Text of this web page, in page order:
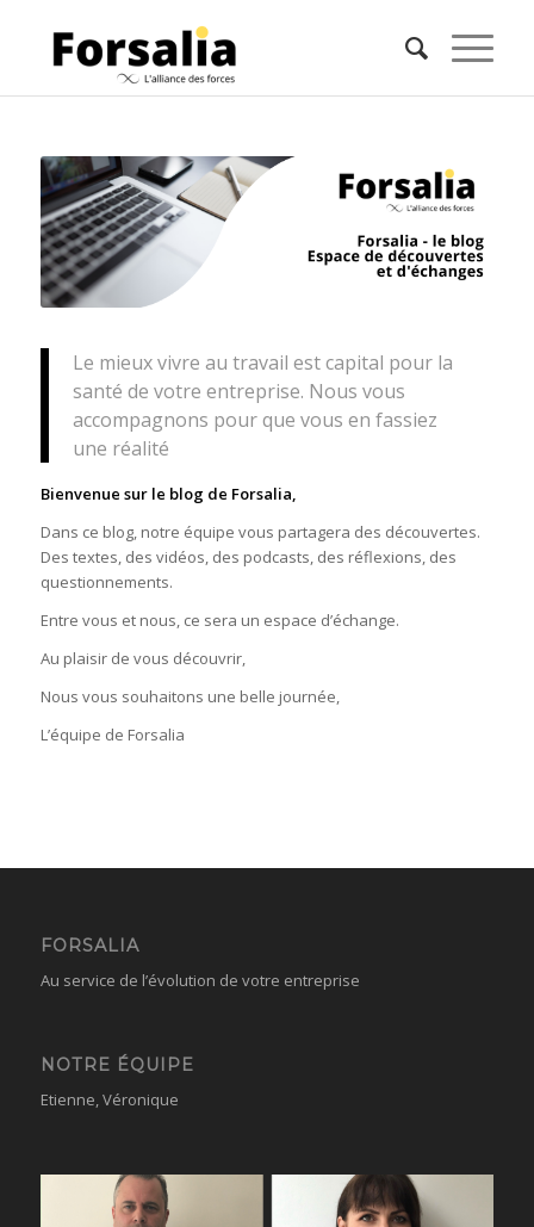
Le mieux vivre au travail est capital pour la
santé de votre entreprise. Nous vous
accompagnons pour que vous en fassiez
une réalité
Bienvenue sur le blog de Forsalia,
Dans ce blog, notre équipe vous partagera des découvertes.
Des textes, des vidéos, des podcasts, des réflexions, des
questionnements.
Entre vous et nous, ce sera un espace d’échange.
Au plaisir de vous découvrir,
Nous vous souhaitons une belle journée,
L’équipe de Forsalia
FORSALIA
Au service de l’évolution de votre entreprise
NOTRE ÉQUIPE
Etienne,Véronique